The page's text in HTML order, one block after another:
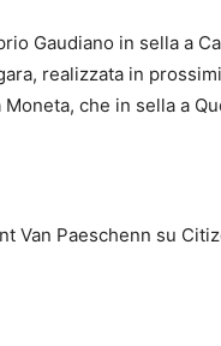
Gaudiano in sella a
realizzata in
che in sella a
Van Paeschenn su